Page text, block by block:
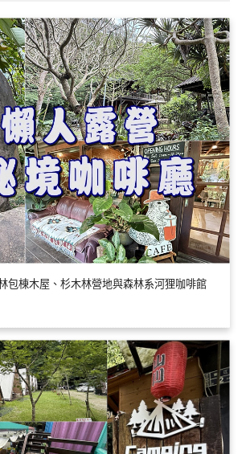
包棟木屋、杉木林營地與森林系河狸咖啡館